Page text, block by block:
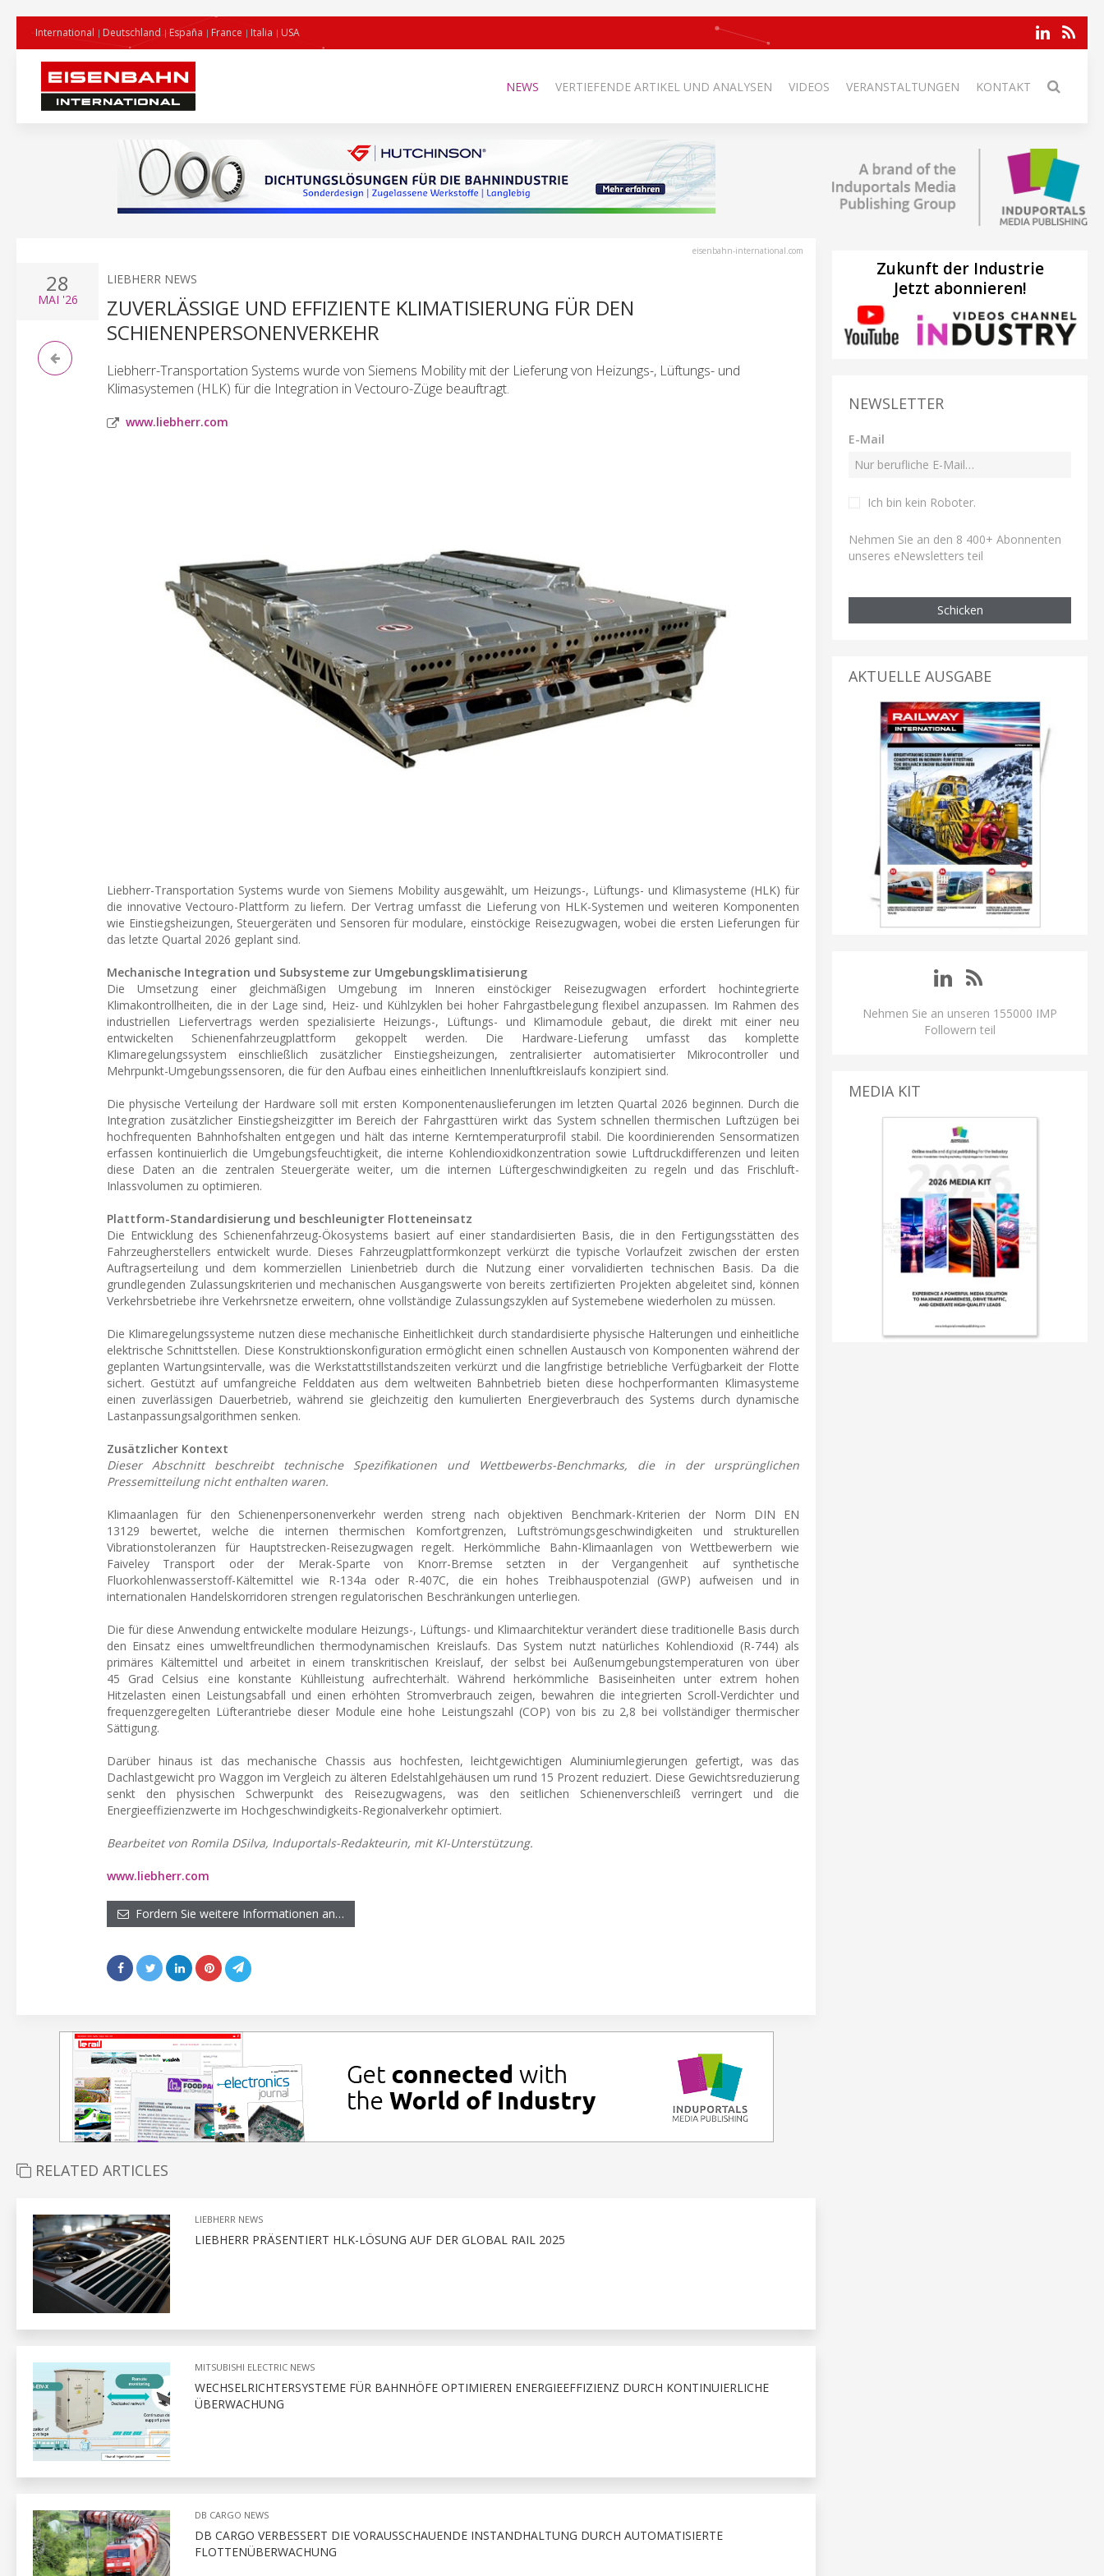
International Deutschland España France Italia USA
NEWS VERTIEFENDE ARTIKEL UND ANALYSEN VIDEOS VERANSTALTUNGEN KONTAKT
eisenbahn-international.com
28
MAI '26
LIEBHERR NEWS
ZUVERLÄSSIGE UND EFFIZIENTE KLIMATISIERUNG FÜR DEN
SCHIENENPERSONENVERKEHR
Liebherr-Transportation Systems wurde von Siemens Mobility mit der Lieferung von Heizungs-, Lüftungs- und
Klimasystemen (HLK) für die Integration in Vectouro-Züge beauftragt.
www.liebherr.com
Liebherr-Transportation Systems wurde von Siemens Mobility ausgewählt, um Heizungs-, Lüftungs- und Klimasysteme (HLK) für
die innovative Vectouro-Plattform zu liefern. Der Vertrag umfasst die Lieferung von HLK-Systemen und weiteren Komponenten
wie Einstiegsheizungen, Steuergeräten und Sensoren für modulare, einstöckige Reisezugwagen, wobei die ersten Lieferungen für
das letzte Quartal 2026 geplant sind.
Mechanische Integration und Subsysteme zur Umgebungsklimatisierung
Die Umsetzung einer gleichmäßigen Umgebung im Inneren einstöckiger Reisezugwagen erfordert hochintegrierte
Klimakontrollheiten, die in der Lage sind, Heiz- und Kühlzyklen bei hoher Fahrgastbelegung flexibel anzupassen. Im Rahmen des
industriellen Liefervertrags werden spezialisierte Heizungs-, Lüftungs- und Klimamodule gebaut, die direkt mit einer neu
entwickelten Schienenfahrzeugplattform gekoppelt werden. Die Hardware-Lieferung umfasst das komplette
Klimaregelungssystem einschließlich zusätzlicher Einstiegsheizungen, zentralisierter automatisierter Mikrocontroller und
Mehrpunkt-Umgebungssensoren, die für den Aufbau eines einheitlichen Innenluftkreislaufs konzipiert sind.
Die physische Verteilung der Hardware soll mit ersten Komponentenauslieferungen im letzten Quartal 2026 beginnen. Durch die
Integration zusätzlicher Einstiegsheizgitter im Bereich der Fahrgasttüren wirkt das System schnellen thermischen Luftzügen bei
hochfrequenten Bahnhofshalten entgegen und hält das interne Kerntemperaturprofil stabil. Die koordinierenden Sensormatizen
erfassen kontinuierlich die Umgebungsfeuchtigkeit, die interne Kohlendioxidkonzentration sowie Luftdruckdifferenzen und leiten
diese Daten an die zentralen Steuergeräte weiter, um die internen Lüftergeschwindigkeiten zu regeln und das Frischluft-
Inlassvolumen zu optimieren.
Plattform-Standardisierung und beschleunigter Flotteneinsatz
Die Entwicklung des Schienenfahrzeug-Ökosystems basiert auf einer standardisierten Basis, die in den Fertigungsstätten des
Fahrzeugherstellers entwickelt wurde. Dieses Fahrzeugplattformkonzept verkürzt die typische Vorlaufzeit zwischen der ersten
Auftragserteilung und dem kommerziellen Linienbetrieb durch die Nutzung einer vorvalidierten technischen Basis. Da die
grundlegenden Zulassungskriterien und mechanischen Ausgangswerte von bereits zertifizierten Projekten abgeleitet sind, können
Verkehrsbetriebe ihre Verkehrsnetze erweitern, ohne vollständige Zulassungszyklen auf Systemebene wiederholen zu müssen.
Die Klimaregelungssysteme nutzen diese mechanische Einheitlichkeit durch standardisierte physische Halterungen und einheitliche
elektrische Schnittstellen. Diese Konstruktionskonfiguration ermöglicht einen schnellen Austausch von Komponenten während der
geplanten Wartungsintervalle, was die Werkstattstillstandszeiten verkürzt und die langfristige betriebliche Verfügbarkeit der Flotte
sichert. Gestützt auf umfangreiche Felddaten aus dem weltweiten Bahnbetrieb bieten diese hochperformanten Klimasysteme
einen zuverlässigen Dauerbetrieb, während sie gleichzeitig den kumulierten Energieverbrauch des Systems durch dynamische
Lastanpassungsalgorithmen senken.
Zusätzlicher Kontext
Dieser Abschnitt beschreibt technische Spezifikationen und Wettbewerbs-Benchmarks, die in der ursprünglichen
Pressemitteilung nicht enthalten waren.
Klimaanlagen für den Schienenpersonenverkehr werden streng nach objektiven Benchmark-Kriterien der Norm DIN EN
13129 bewertet, welche die internen thermischen Komfortgrenzen, Luftströmungsgeschwindigkeiten und strukturellen
Vibrationstoleranzen für Hauptstrecken-Reisezugwagen regelt. Herkömmliche Bahn-Klimaanlagen von Wettbewerbern wie
Faiveley Transport oder der Merak-Sparte von Knorr-Bremse setzten in der Vergangenheit auf synthetische
Fluorkohlenwasserstoff-Kältemittel wie R-134a oder R-407C, die ein hohes Treibhauspotenzial (GWP) aufweisen und in
internationalen Handelskorridoren strengen regulatorischen Beschränkungen unterliegen.
Die für diese Anwendung entwickelte modulare Heizungs-, Lüftungs- und Klimaarchitektur verändert diese traditionelle Basis durch
den Einsatz eines umweltfreundlichen thermodynamischen Kreislaufs. Das System nutzt natürliches Kohlendioxid (R-744) als
primäres Kältemittel und arbeitet in einem transkritischen Kreislauf, der selbst bei Außenumgebungstemperaturen von über
45 Grad Celsius eine konstante Kühlleistung aufrechterhält. Während herkömmliche Basiseinheiten unter extrem hohen
Hitzelasten einen Leistungsabfall und einen erhöhten Stromverbrauch zeigen, bewahren die integrierten Scroll-Verdichter und
frequenzgeregelten Lüfterantriebe dieser Module eine hohe Leistungszahl (COP) von bis zu 2,8 bei vollständiger thermischer
Sättigung.
Darüber hinaus ist das mechanische Chassis aus hochfesten, leichtgewichtigen Aluminiumlegierungen gefertigt, was das
Dachlastgewicht pro Waggon im Vergleich zu älteren Edelstahlgehäusen um rund 15 Prozent reduziert. Diese Gewichtsreduzierung
senkt den physischen Schwerpunkt des Reisezugwagens, was den seitlichen Schienenverschleiß verringert und die
Energieeffizienzwerte im Hochgeschwindigkeits-Regionalverkehr optimiert.
Bearbeitet von Romila DSilva, Induportals-Redakteurin, mit KI-Unterstützung.
www.liebherr.com
Fordern Sie weitere Informationen an…
RELATED ARTICLES
LIEBHERR NEWS
LIEBHERR PRÄSENTIERT HLK-LÖSUNG AUF DER GLOBAL RAIL 2025
MITSUBISHI ELECTRIC NEWS
WECHSELRICHTERSYSTEME FÜR BAHNHÖFE OPTIMIEREN ENERGIEEFFIZIENZ DURCH KONTINUIERLICHE
ÜBERWACHUNG
DB CARGO NEWS
DB CARGO VERBESSERT DIE VORAUSSCHAUENDE INSTANDHALTUNG DURCH AUTOMATISIERTE
FLOTTENÜBERWACHUNG
Zukunft der Industrie
Jetzt abonnieren!
NEWSLETTER
E-Mail
Ich bin kein Roboter.
Nehmen Sie an den 8 400+ Abonnenten
unseres eNewsletters teil
Schicken
AKTUELLE AUSGABE
Nehmen Sie an unseren 155000 IMP
Followern teil
MEDIA KIT